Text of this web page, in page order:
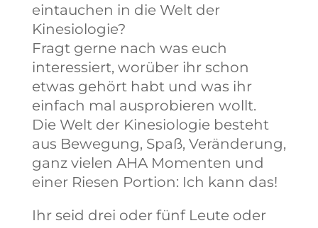
eintauchen in die Welt der
Kinesiologie?
Fragt gerne nach was euch
interessiert, worüber ihr schon
etwas gehört habt und was ihr
einfach mal ausprobieren wollt.
Die Welt der Kinesiologie besteht
aus Bewegung, Spaß, Veränderung,
ganz vielen AHA Momenten und
einer Riesen Portion: Ich kann das!
Ihr seid drei oder fünf Leute oder